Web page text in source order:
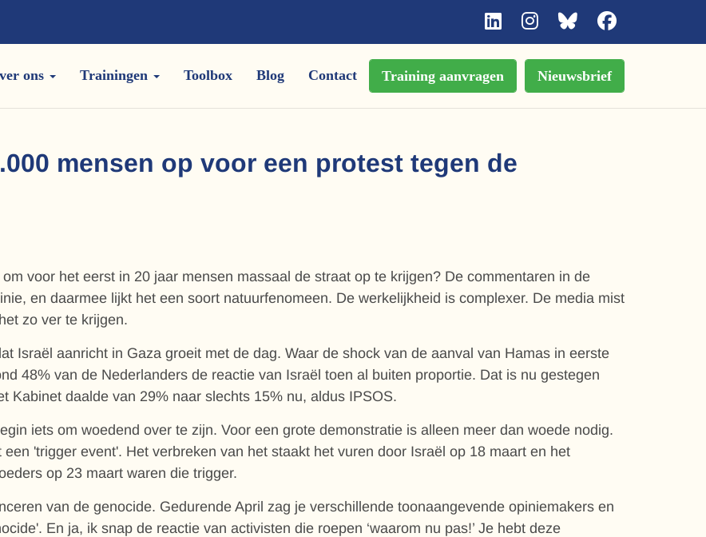
ons Trainingen Toolbox Blog Contact Training aanvragen Nieuwsbrief
mensen op voor een protest tegen de
voor het eerst in 20 jaar mensen massaal de straat op te krijgen? De commentaren in de
en daarmee lijkt het een soort natuurfenomeen. De werkelijkheid is complexer. De media mist
zo ver te krijgen.
Israël aanricht in Gaza groeit met de dag. Waar de shock van de aanval van Hamas in eerste
48% van de Nederlanders de reactie van Israël toen al buiten proportie. Dat is nu gestegen
Kabinet daalde van 29% naar slechts 15% nu, aldus IPSOS.
iets om woedend over te zijn. Voor een grote demonstratie is alleen meer dan woede nodig.
'trigger event'. Het verbreken van het staakt het vuren door Israël op 18 maart en het
op 23 maart waren die trigger.
van de genocide. Gedurende April zag je verschillende toonaangevende opiniemakers en
En ja, ik snap de reactie van activisten die roepen ‘waarom nu pas!’ Je hebt deze